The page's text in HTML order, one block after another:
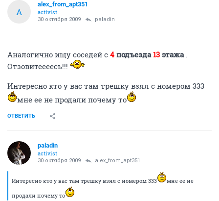
A
alex_from_apt351
activist
30 октября 2009 paladin
Аналогично ищу соседей c 4 подъезда13 этажа.
Отзовитеееесь!!!
Интересно кто у вас там трешку взял с номером 333
мне ее не продали почему то
ОТВЕТИТЬ
paladin
activist
30 октября 2009 alex_from_apt351
Интересно кто у вас там трешку взял с номером 333
мне ее не
продали почему то